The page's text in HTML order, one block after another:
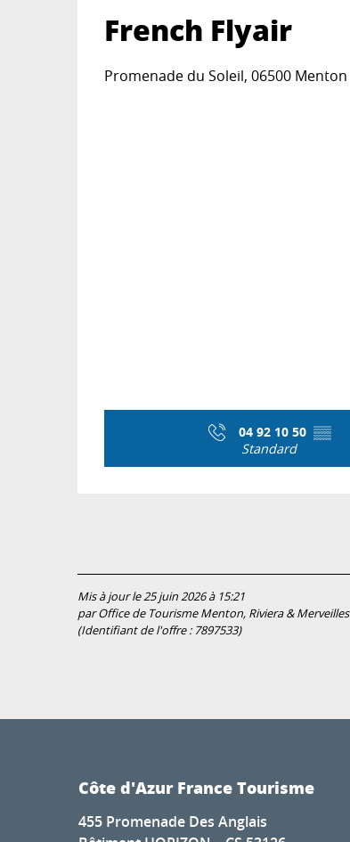
French Flyair
Promenade du Soleil, 06500 Menton
04 92 10 50 ▒▒
Standard
Mis à jour le 25 juin 2026 à 15:21
par Office de Tourisme Menton, Riviera & Merveilles
(Identifiant de l'offre : 7897533)
Côte d'Azur France Tourisme
455 Promenade Des Anglais